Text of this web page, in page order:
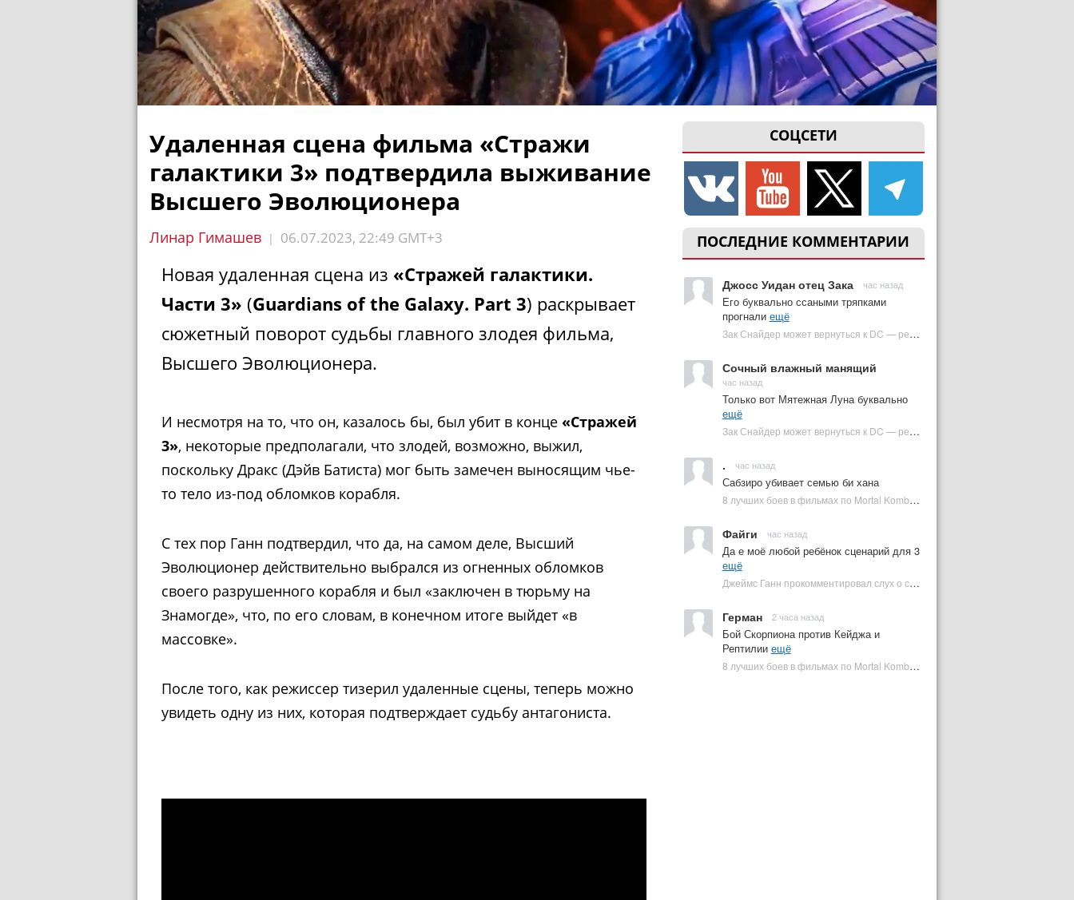
СОЦСЕТИ
ПОСЛЕДНИЕ КОММЕНТАРИИ
Джосс Уидан отец Зака час назад
Его буквально ссаными тряпками
прогнали ещё
Зак Снайдер может вернуться к DC — режиссер общался с Warner Bros. (фото) | Plugged In Ru
Сочный влажный манящий
час назад
Только вот Мятежная Луна буквально
ещё
Зак Снайдер может вернуться к DC — режиссер общался с Warner Bros. (фото) | Plugged In Ru
. час назад
Сабзиро убивает семью би хана
8 лучших боев в фильмах по Mortal Kombat: от «Смертельной битвы» до «Мортал Комбат 2» | Plugged In Ru
Файги час назад
Да е моё любой ребёнок сценарий для 3
ещё
Джеймс Ганн прокомментировал слух о съемках «Бэтмена 3» | Plugged In Ru
Герман 2 часа назад
Бой Скорпиона против Кейджа и
Рептилии ещё
8 лучших боев в фильмах по Mortal Kombat: от «Смертельной битвы» до «Мортал Комбат 2» | Plugged In Ru
Удаленная сцена фильма «Стражи
галактики 3» подтвердила выживание
Высшего Эволюционера
Линар Гимашев | 06.07.2023, 22:49 GMT+3
Новая удаленная сцена из «Стражей галактики.
Части 3» (Guardians of the Galaxy. Part 3) раскрывает
сюжетный поворот судьбы главного злодея фильма,
Высшего Эволюционера.
И несмотря на то, что он, казалось бы, был убит в конце «Стражей
3», некоторые предполагали, что злодей, возможно, выжил,
поскольку Дракс (Дэйв Батиста) мог быть замечен выносящим чье-
то тело из-под обломков корабля.
С тех пор Ганн подтвердил, что да, на самом деле, Высший
Эволюционер действительно выбрался из огненных обломков
своего разрушенного корабля и был «заключен в тюрьму на
Знамогде», что, по его словам, в конечном итоге выйдет «в
массовке».
После того, как режиссер тизерил удаленные сцены, теперь можно
увидеть одну из них, которая подтверждает судьбу антагониста.